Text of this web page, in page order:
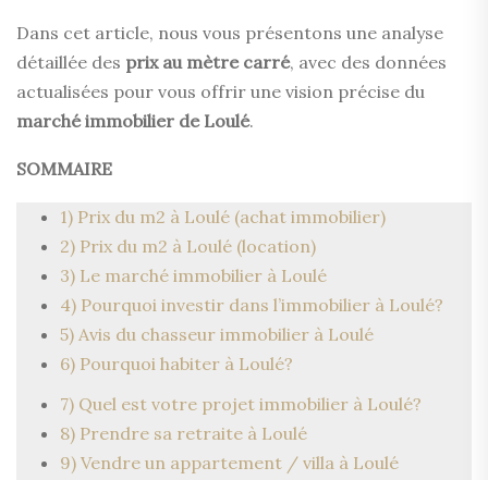
Dans cet article, nous vous présentons une analyse
détaillée des prix au mètre carré, avec des données
actualisées pour vous offrir une vision précise du
marché immobilier de Loulé.
SOMMAIRE
1) Prix du m2 à Loulé (achat immobilier)
2) Prix du m2 à Loulé (location)
3) Le marché immobilier à Loulé
4) Pourquoi investir dans l’immobilier à Loulé?
5) Avis du chasseur immobilier à Loulé
6) Pourquoi habiter à Loulé?
7) Quel est votre projet immobilier à Loulé?
8) Prendre sa retraite à Loulé
9) Vendre un appartement / villa à Loulé